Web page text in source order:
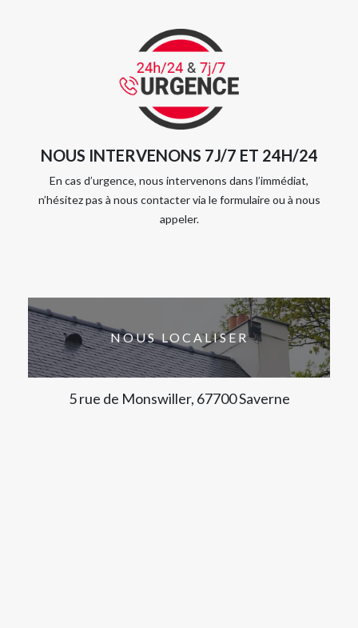
NOUS INTERVENONS 7J/7 ET 24H/24
En cas d’urgence, nous intervenons dans l’immédiat,
n’hésitez pas à nous contacter via le formulaire ou à nous
appeler.
NOUS LOCALISER
5 rue de Monswiller, 67700 Saverne